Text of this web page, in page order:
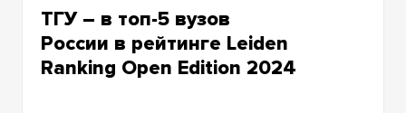
ТГУ – в топ-5 вузов
России в рейтинге Leiden
Ranking Open Edition 2024